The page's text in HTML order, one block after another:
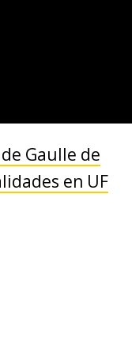
Gaulle de
en UF